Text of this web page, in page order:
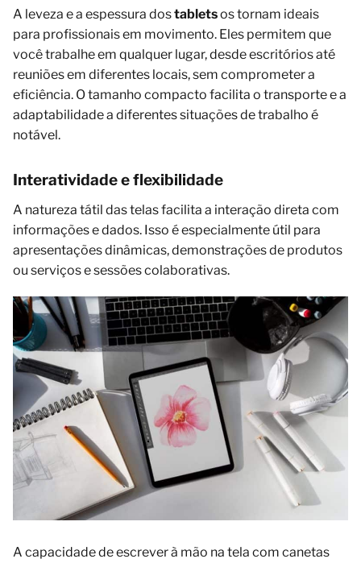
A leveza e a espessura dostabletsos tornam ideais
para profissionais em movimento. Eles permitem que
você trabalhe em qualquer lugar, desde escritórios até
reuniões em diferentes locais, sem comprometer a
eficiência. O tamanho compacto facilita o transporte e a
adaptabilidade a diferentes situações de trabalho é
notável.
Interatividade e flexibilidade
A natureza tátil das telas facilita a interação direta com
informações e dados. Isso é especialmente útil para
apresentações dinâmicas, demonstrações de produtos
ou serviços e sessões colaborativas.
A capacidade de escrever à mão na tela com canetas